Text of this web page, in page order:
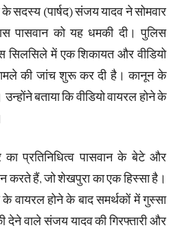
सदस्य (पार्षद) संजय यादव ने सोमवार
पासवान को यह धमकी दी। पुलिस
सिलसिले में एक शिकायत और वीडियो
की जांच शुरू कर दी है। कानून के
बताया कि वीडियो वायरल होने के
प्रतिनिधित्व पासवान के बेटे और
करते हैं, जो शेखपुरा का एक हिस्सा है।
के वायरल होने के बाद समर्थकों में गुस्सा
देने वाले संजय यादव की गिरफ्तारी और